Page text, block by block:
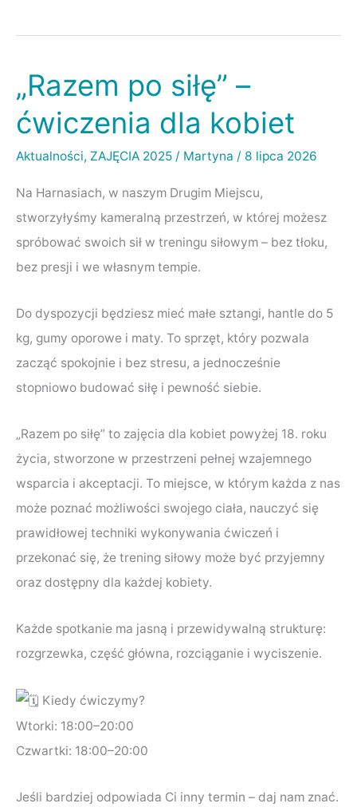
„Razem po siłę” –
ćwiczenia dla kobiet
Aktualności, ZAJĘCIA 2025 / Martyna / 8 lipca 2026
Na Harnasiach, w naszym Drugim Miejscu,
stworzyłyśmy kameralną przestrzeń, w której możesz
spróbować swoich sił w treningu siłowym – bez tłoku,
bez presji i we własnym tempie.
Do dyspozycji będziesz mieć małe sztangi, hantle do 5
kg, gumy oporowe i maty. To sprzęt, który pozwala
zacząć spokojnie i bez stresu, a jednocześnie
stopniowo budować siłę i pewność siebie.
„Razem po siłę” to zajęcia dla kobiet powyżej 18. roku
życia, stworzone w przestrzeni pełnej wzajemnego
wsparcia i akceptacji. To miejsce, w którym każda z nas
może poznać możliwości swojego ciała, nauczyć się
prawidłowej techniki wykonywania ćwiczeń i
przekonać się, że trening siłowy może być przyjemny
oraz dostępny dla każdej kobiety.
Każde spotkanie ma jasną i przewidywalną strukturę:
rozgrzewka, część główna, rozciąganie i wyciszenie.
Kiedy ćwiczymy?
Wtorki: 18:00–20:00
Czwartki: 18:00–20:00
Jeśli bardziej odpowiada Ci inny termin – daj nam znać.
„Razem
po
siłę”
–